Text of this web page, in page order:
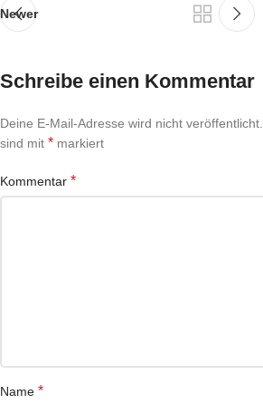
Newer
Schreibe einen Kommentar
Deine E-Mail-Adresse wird nicht veröffentlicht.
sind mit * markiert
Kommentar *
Name *